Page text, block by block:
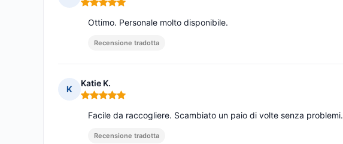
Nota: 5 su 5
Ottimo. Personale molto disponibile.
Recensione tradotta
K
Katie K.
Nota: 5 su 5
Facile da raccogliere. Scambiato un paio di volte senza problemi.
Recensione tradotta